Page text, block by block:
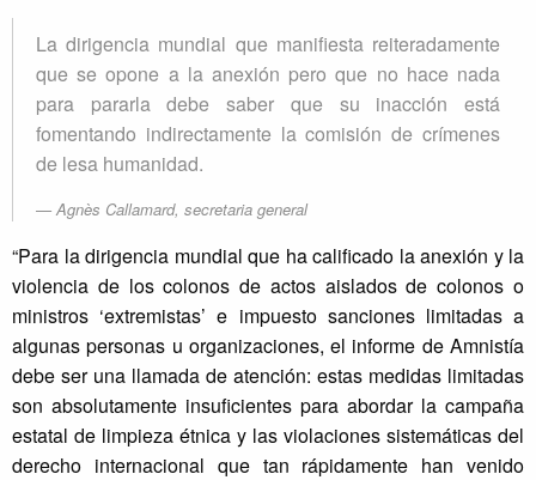
La dirigencia mundial que manifiesta reiteradamente
que se opone a la anexión pero que no hace nada
para pararla debe saber que su inacción está
fomentando indirectamente la comisión de crímenes
de lesa humanidad.
Agnès Callamard, secretaria general
“Para la dirigencia mundial que ha calificado la anexión y la
violencia de los colonos de actos aislados de colonos o
ministros ‘extremistas’ e impuesto sanciones limitadas a
algunas personas u organizaciones, el informe de Amnistía
debe ser una llamada de atención: estas medidas limitadas
son absolutamente insuficientes para abordar la campaña
estatal de limpieza étnica y las violaciones sistemáticas del
derecho internacional que tan rápidamente han venido